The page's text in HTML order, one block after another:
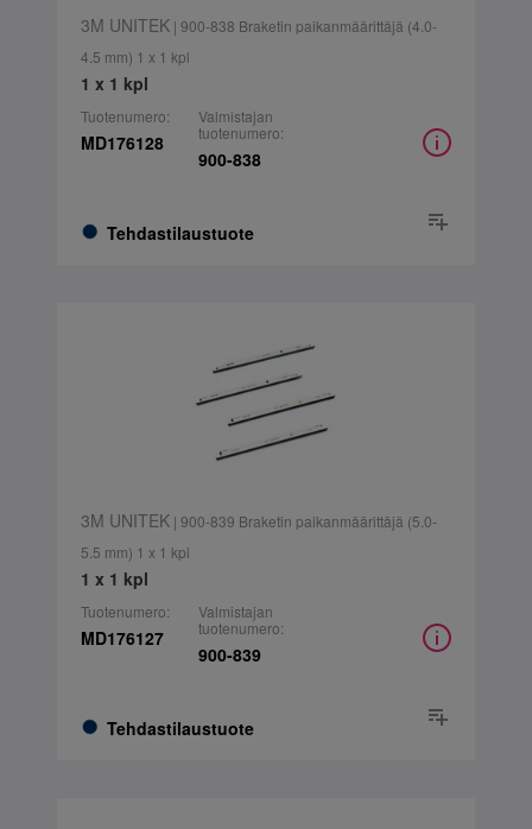
3M UNITEK| 900-838 Braketin paikanmäärittäjä (4.0-
4.5 mm) 1 x 1 kpl
1 x 1 kpl
Tuotenumero:
MD176128
Tehdastilaustuote
Valmistajan
tuotenumero:
900-838
3M UNITEK| 900-839 Braketin paikanmäärittäjä (5.0-
5.5 mm) 1 x 1 kpl
1 x 1 kpl
Tuotenumero:
MD176127
Tehdastilaustuote
Valmistajan
tuotenumero:
900-839